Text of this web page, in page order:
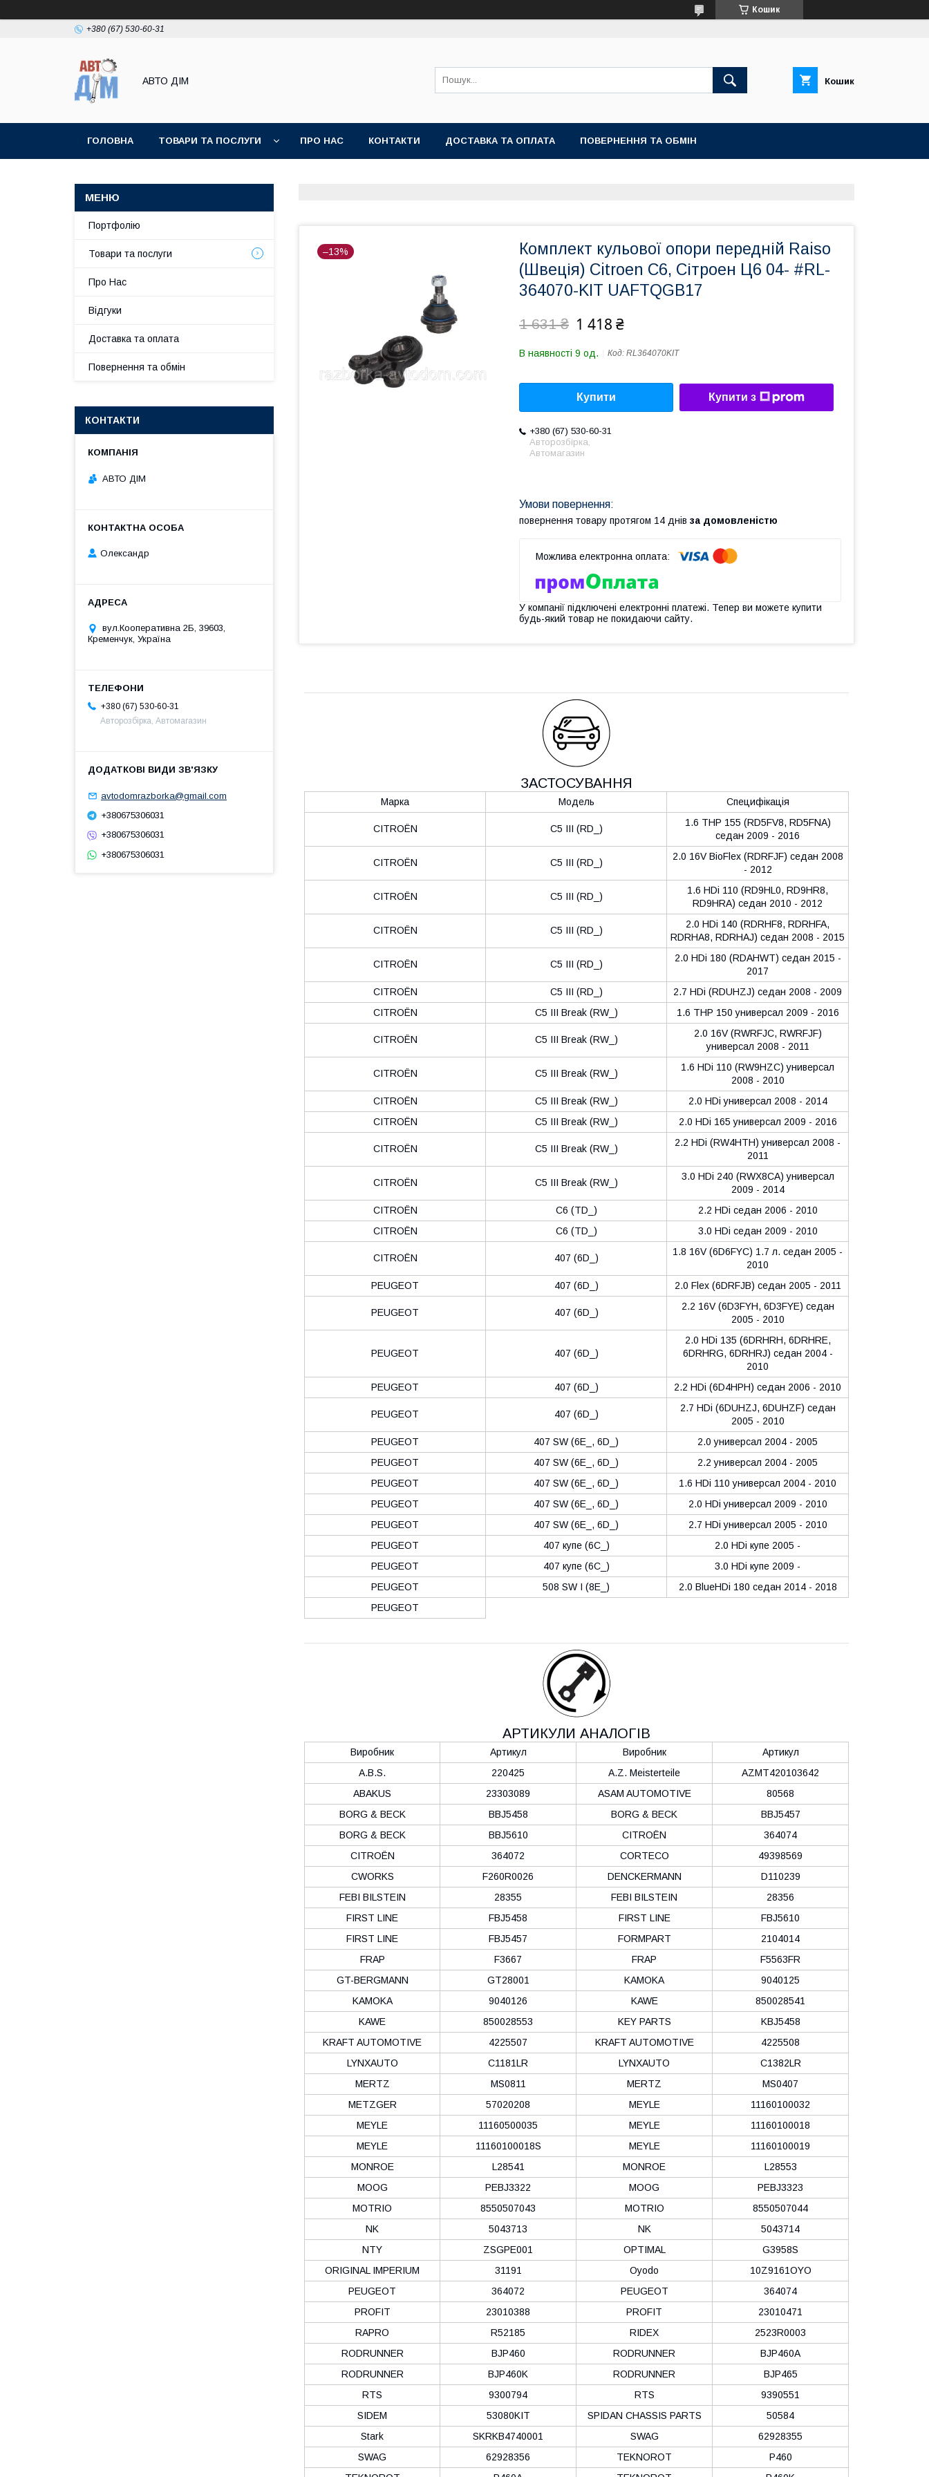
Кошик
+380 (67) 530-60-31
АВТО ДIМ Кошик
ГОЛОВНА ТОВАРИ ТА ПОСЛУГИ ПРО НАС КОНТАКТИ ДОСТАВКА ТА ОПЛАТА ПОВЕРНЕННЯ ТА ОБМІН
–13%
Комплект кульової опори передній Raiso
(Швеція) Citroen C6, Сітроен Ц6 04- #RL-
364070-KIT UAFTQGB17
1 631 ₴ 1 418 ₴
В наявності 9 од. Код: RL364070KIT
Купити Купити з
+380 (67) 530-60-31
Авторозбірка,
Автомагазин
повернення товару протягом 14 днів за домовленістю
У компанії підключені електронні платежі. Тепер ви можете купити
будь-який товар не покидаючи сайту.
ЗАСТОСУВАННЯ
Марка Модель Специфікація
CITROËN C5 III (RD_)
1.6 THP 155 (RD5FV8, RD5FNA)
седан 2009 - 2016
CITROËN C5 III (RD_)
2.0 16V BioFlex (RDRFJF) седан 2008
- 2012
CITROËN C5 III (RD_)
1.6 HDi 110 (RD9HL0, RD9HR8,
RD9HRA) седан 2010 - 2012
CITROËN C5 III (RD_)
2.0 HDi 140 (RDRHF8, RDRHFA,
RDRHA8, RDRHAJ) седан 2008 - 2015
CITROËN C5 III (RD_)
2.0 HDi 180 (RDAHWT) седан 2015 -
2017
CITROËN
C5 III (RD_)
2.7 HDi (RDUHZJ) седан 2008 - 2009
CITROËN
C5 III Break (RW_) 1.6 THP 150 универсал 2009 - 2016
CITROËN C5 III Break (RW_)
2.0 16V (RWRFJC, RWRFJF)
универсал 2008 - 2011
CITROËN C5 III Break (RW_)
1.6 HDi 110 (RW9HZC) универсал
2008 - 2010
CITROËN
C5 III Break (RW_)
2.0 HDi универсал 2008 - 2014
CITROËN
C5 III Break (RW_) 2.0 HDi 165 универсал 2009 - 2016
CITROËN C5 III Break (RW_)
2.2 HDi (RW4HTH) универсал 2008 -
2011
CITROËN C5 III Break (RW_)
3.0 HDi 240 (RWX8CA) универсал
2009 - 2014
CITROËN
C6 (TD_)
2.2 HDi седан 2006 - 2010
CITROËN
C6 (TD_) 3.0 HDi седан 2009 - 2010
CITROËN 407 (6D_)
1.8 16V (6D6FYC) 1.7 л. седан 2005 -
2010
PEUGEOT
407 (6D_) 2.0 Flex (6DRFJB) седан 2005 - 2011
PEUGEOT 407 (6D_)
2.2 16V (6D3FYH, 6D3FYE) седан
2005 - 2010
PEUGEOT 407 (6D_)
2.0 HDi 135 (6DRHRH, 6DRHRE,
6DRHRG, 6DRHRJ) седан 2004 -
2010
PEUGEOT
407 (6D_) 2.2 HDi (6D4HPH) седан 2006 - 2010
PEUGEOT 407 (6D_)
2.7 HDi (6DUHZJ, 6DUHZF) седан
2005 - 2010
PEUGEOT
407 SW (6E_, 6D_)
2.0 универсал 2004 - 2005
PEUGEOT
407 SW (6E_, 6D_)
2.2 универсал 2004 - 2005
PEUGEOT
407 SW (6E_, 6D_)
1.6 HDi 110 универсал 2004 - 2010
PEUGEOT
407 SW (6E_, 6D_)
2.0 HDi универсал 2009 - 2010
PEUGEOT
407 SW (6E_, 6D_)
2.7 HDi универсал 2005 - 2010
PEUGEOT
407 купе (6C_)
2.0 HDi купе 2005 -
PEUGEOT
407 купе (6C_)
3.0 HDi купе 2009 -
PEUGEOT
508 SW I (8E_)
2.0 BlueHDi 180 седан 2014 - 2018
PEUGEOT
АРТИКУЛИ АНАЛОГІВ
Виробник Артикул Виробник
Артикул
A.B.S.
220425 A.Z. Meisterteile
AZMT420103642
ABAKUS
23303089 ASAM AUTOMOTIVE
80568
BORG & BECK
BBJ5458 BORG & BECK
BBJ5457
BORG & BECK
BBJ5610 CITROËN
364074
CITROËN
364072 CORTECO
49398569
CWORKS
F260R0026 DENCKERMANN
D110239
FEBI BILSTEIN
28355 FEBI BILSTEIN
28356
FIRST LINE
FBJ5458 FIRST LINE
FBJ5610
FIRST LINE
FBJ5457 FORMPART
2104014
FRAP
F3667 FRAP
F5563FR
GT-BERGMANN
GT28001 KAMOKA
9040125
KAMOKA
9040126 KAWE
850028541
KAWE
850028553 KEY PARTS
KBJ5458
KRAFT AUTOMOTIVE
4225507 KRAFT AUTOMOTIVE
4225508
LYNXAUTO
C1181LR LYNXAUTO
C1382LR
MERTZ
MS0811 MERTZ
MS0407
METZGER
57020208 MEYLE
11160100032
MEYLE
11160500035 MEYLE
11160100018
MEYLE
11160100018S MEYLE
11160100019
MONROE
L28541 MONROE
L28553
MOOG
PEBJ3322 MOOG
PEBJ3323
MOTRIO
8550507043 MOTRIO
8550507044
NK
5043713 NK
5043714
NTY
ZSGPE001 OPTIMAL
G3958S
ORIGINAL IMPERIUM
31191 Oyodo
10Z9161OYO
PEUGEOT
364072 PEUGEOT
364074
PROFIT
23010388 PROFIT
23010471
RAPRO
R52185 RIDEX
2523R0003
RODRUNNER
BJP460 RODRUNNER
BJP460A
RODRUNNER
BJP460K RODRUNNER
BJP465
RTS
9300794 RTS
9390551
SIDEM
53080KIT SPIDAN CHASSIS PARTS
50584
Stark
SKRKB4740001 SWAG
62928355
SWAG
62928356 TEKNOROT
P460
Портфолію
Товари та послуги
Про Нас
Відгуки
Доставка та оплата
Повернення та обмін
КОНТАКТИ
АВТО ДІМ
Олександр
вул.Кооперативна 2Б, 39603,
Кременчук, Україна
+380 (67) 530-60-31
Авторозбірка, Автомагазин
avtodomrazborka@gmail.com
+380675306031
+380675306031
+380675306031